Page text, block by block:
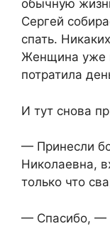
обычную
Сергей
спать.
Женщина уже
потратила
И тут снова
— Принесли
Николаевна,
только что
— Спасибо, —